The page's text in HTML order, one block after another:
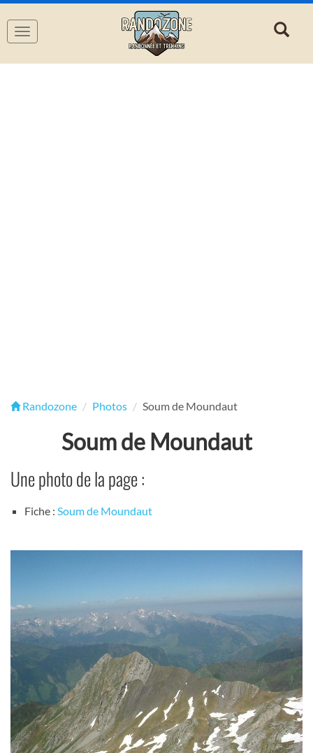
Navigation
Randozone Photos Soum de Moundaut
Soum de Moundaut
Une photo de la page :
Fiche : Soum de Moundaut